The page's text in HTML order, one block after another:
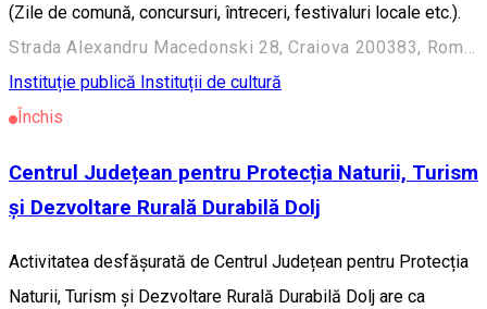
(Zile de comună, concursuri, întreceri, festivaluri locale etc.).
Strada Alexandru Macedonski 28, Craiova 200383, Romania
Instituție publică Instituții de cultură
Închis
Centrul Județean pentru Protecția Naturii, Turism
și Dezvoltare Rurală Durabilă Dolj
Activitatea desfășurată de Centrul Județean pentru Protecția
Naturii, Turism și Dezvoltare Rurală Durabilă Dolj are ca